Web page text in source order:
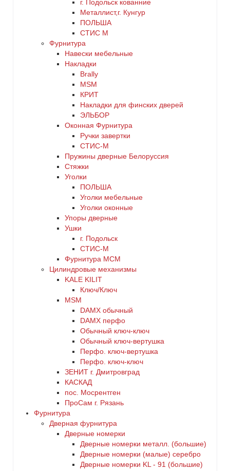
г. Подольск кованние
Металлист,г. Кунгур
ПОЛЬША
СТИС М
Фурнитура
Навески мебельные
Накладки
Brally
MSM
КРИТ
Накладки для финских дверей
ЭЛЬБОР
Оконная Фурнитура
Ручки завертки
СТИС-М
Пружины дверные Белоруссия
Стяжки
Уголки
ПОЛЬША
Уголки мебельные
Уголки оконные
Упоры дверные
Ушки
г. Подольск
СТИС-М
Фурнитура МСМ
Цилиндровые механизмы
KALE KILIT
Ключ/Ключ
MSM
DАMX обычный
DАMX перфо
Oбычный ключ-ключ
Обычный ключ-вертушка
Перфо. ключ-вертушка
Перфо. ключ-ключ
ЗЕНИТ г. Дмитровград
КАСКАД
пос. Мосрентген
ПроСам г. Рязань
Фурнитура
Дверная фурнитура
Дверные номерки
Дверные номерки металл. (большие)
Дверные номерки (малые) серебро
Дверные номерки KL - 91 (большие)